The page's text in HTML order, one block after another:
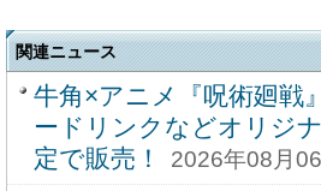
関連ニュース
牛角×アニメ『呪術廻戦
ードリンクなどオリジ
定で販売！
2026年08月